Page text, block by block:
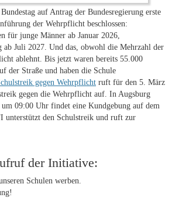
auf Antrag der Bundesregierung erste
der Wehrpflicht beschlossen:
für junge Männer ab Januar 2026,
ab Juli 2027. Und das, obwohl die Mehrzahl der
ablehnt. Bis jetzt waren bereits 55.000
der Straße und haben die Schule
gegen Wehrpflicht ruft für den 5. März
gegen die Wehrpflicht auf. In Augsburg
09:00 Uhr findet eine Kundgebung auf dem
unterstützt den Schulstreik und ruft zur
der Initiative:
Schulen werben.